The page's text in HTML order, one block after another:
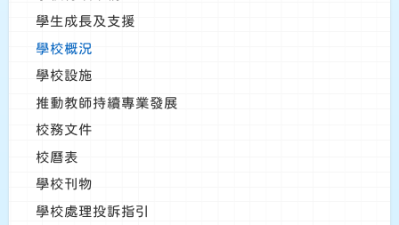
學生成長及支援
學校概況
學校設施
推動教師持續專業發展
校務文件
校曆表
學校刊物
學校處理投訴指引